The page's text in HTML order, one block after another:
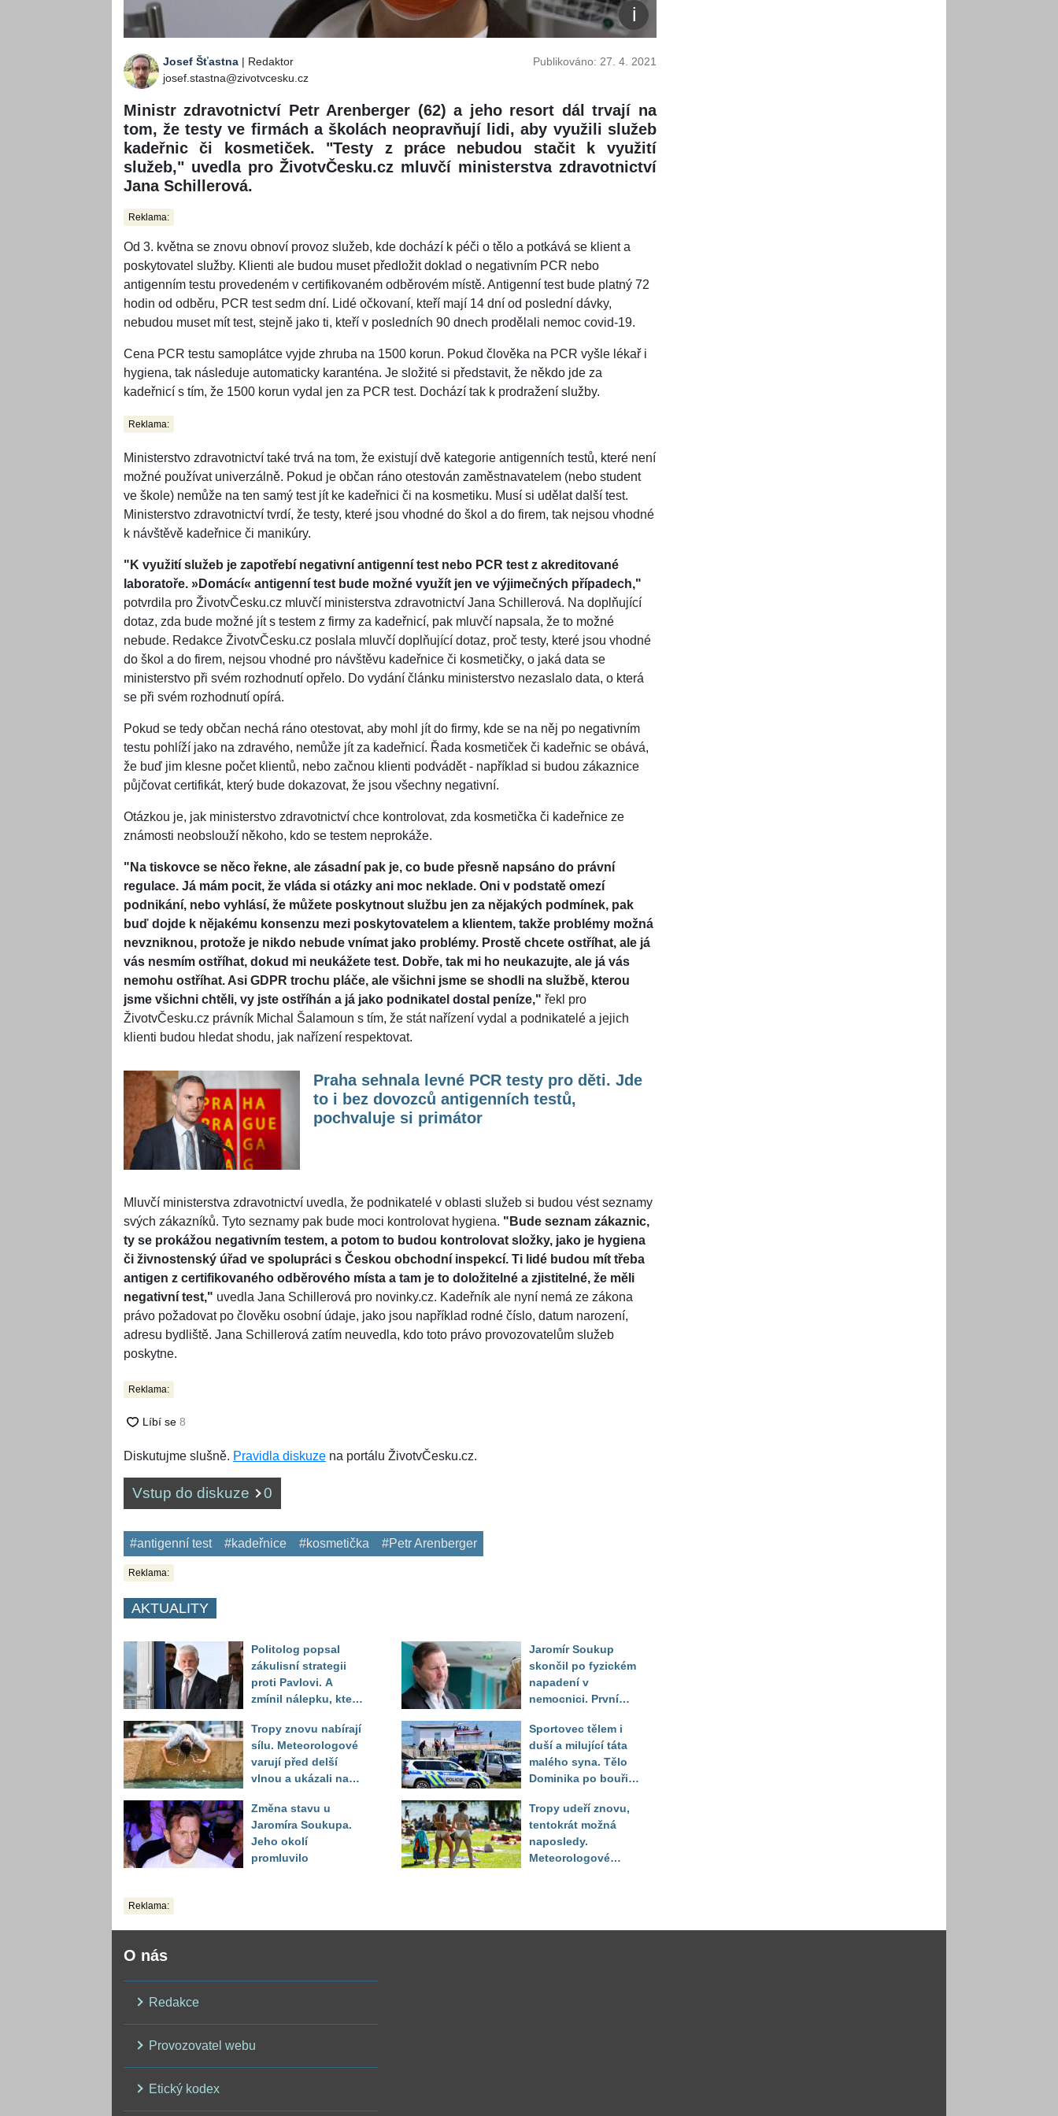
Josef Šťastna | Redaktor
josef.stastna@zivotvcesku.cz
Publikováno: 27. 4. 2021
Ministr zdravotnictví Petr Arenberger (62) a jeho resort dál trvají na
tom, že testy ve firmách a školách neopravňují lidi, aby využili služeb
kadeřnic či kosmetiček. "Testy z práce nebudou stačit k využití
služeb," uvedla pro ŽivotvČesku.cz mluvčí ministerstva zdravotnictví
Jana Schillerová.
Reklama:
Od 3. května se znovu obnoví provoz služeb, kde dochází k péči o tělo a potkává se klient a
poskytovatel služby. Klienti ale budou muset předložit doklad o negativním PCR nebo
antigenním testu provedeném v certifikovaném odběrovém místě. Antigenní test bude platný 72
hodin od odběru, PCR test sedm dní. Lidé očkovaní, kteří mají 14 dní od poslední dávky,
nebudou muset mít test, stejně jako ti, kteří v posledních 90 dnech prodělali nemoc covid-19.
Cena PCR testu samoplátce vyjde zhruba na 1500 korun. Pokud člověka na PCR vyšle lékař i
hygiena, tak následuje automaticky karanténa. Je složité si představit, že někdo jde za
kadeřnicí s tím, že 1500 korun vydal jen za PCR test. Dochází tak k prodražení služby.
Reklama:
Ministerstvo zdravotnictví také trvá na tom, že existují dvě kategorie antigenních testů, které není
možné používat univerzálně. Pokud je občan ráno otestován zaměstnavatelem (nebo student
ve škole) nemůže na ten samý test jít ke kadeřnici či na kosmetiku. Musí si udělat další test.
Ministerstvo zdravotnictví tvrdí, že testy, které jsou vhodné do škol a do firem, tak nejsou vhodné
k návštěvě kadeřnice či manikúry.
"K využití služeb je zapotřebí negativní antigenní test nebo PCR test z akreditované
laboratoře. »Domácí« antigenní test bude možné využít jen ve výjimečných případech,"
potvrdila pro ŽivotvČesku.cz mluvčí ministerstva zdravotnictví Jana Schillerová. Na doplňující
dotaz, zda bude možné jít s testem z firmy za kadeřnicí, pak mluvčí napsala, že to možné
nebude. Redakce ŽivotvČesku.cz poslala mluvčí doplňující dotaz, proč testy, které jsou vhodné
do škol a do firem, nejsou vhodné pro návštěvu kadeřnice či kosmetičky, o jaká data se
ministerstvo při svém rozhodnutí opřelo. Do vydání článku ministerstvo nezaslalo data, o která
se při svém rozhodnutí opírá.
Pokud se tedy občan nechá ráno otestovat, aby mohl jít do firmy, kde se na něj po negativním
testu pohlíží jako na zdravého, nemůže jít za kadeřnicí. Řada kosmetiček či kadeřnic se obává,
že buď jim klesne počet klientů, nebo začnou klienti podvádět - například si budou zákaznice
půjčovat certifikát, který bude dokazovat, že jsou všechny negativní.
Otázkou je, jak ministerstvo zdravotnictví chce kontrolovat, zda kosmetička či kadeřnice ze
známosti neobslouží někoho, kdo se testem neprokáže.
"Na tiskovce se něco řekne, ale zásadní pak je, co bude přesně napsáno do právní
regulace. Já mám pocit, že vláda si otázky ani moc neklade. Oni v podstatě omezí
podnikání, nebo vyhlásí, že můžete poskytnout službu jen za nějakých podmínek, pak
buď dojde k nějakému konsenzu mezi poskytovatelem a klientem, takže problémy možná
nevzniknou, protože je nikdo nebude vnímat jako problémy. Prostě chcete ostříhat, ale já
vás nesmím ostříhat, dokud mi neukážete test. Dobře, tak mi ho neukazujte, ale já vás
nemohu ostříhat. Asi GDPR trochu pláče, ale všichni jsme se shodli na službě, kterou
jsme všichni chtěli, vy jste ostříhán a já jako podnikatel dostal peníze," řekl pro
ŽivotvČesku.cz právník Michal Šalamoun s tím, že stát nařízení vydal a podnikatelé a jejich
klienti budou hledat shodu, jak nařízení respektovat.
Praha sehnala levné PCR testy pro děti. Jde
to i bez dovozců antigenních testů,
pochvaluje si primátor
Mluvčí ministerstva zdravotnictví uvedla, že podnikatelé v oblasti služeb si budou vést seznamy
svých zákazníků. Tyto seznamy pak bude moci kontrolovat hygiena. "Bude seznam zákaznic,
ty se prokážou negativním testem, a potom to budou kontrolovat složky, jako je hygiena
či živnostenský úřad ve spolupráci s Českou obchodní inspekcí. Ti lidé budou mít třeba
antigen z certifikovaného odběrového místa a tam je to doložitelné a zjistitelné, že měli
negativní test," uvedla Jana Schillerová pro novinky.cz. Kadeřník ale nyní nemá ze zákona
právo požadovat po člověku osobní údaje, jako jsou například rodné číslo, datum narození,
adresu bydliště. Jana Schillerová zatím neuvedla, kdo toto právo provozovatelům služeb
poskytne.
Reklama:
Diskutujme slušně. Pravidla diskuze na portálu ŽivotvČesku.cz.
Vstup do diskuze 0
#antigenní test #kadeřnice #kosmetička #Petr Arenberger
Reklama:
AKTUALITY
Politolog popsal
zákulisní strategii
proti Pavlovi. A
zmínil nálepku, která
volbou uškodit
Tropy znovu nabírají
sílu. Meteorologové
varují před delší
vlnou a ukázali na
bude nejhorší
Změna stavu u
Jaromíra Soukupa.
Jeho okolí
promluvilo
Jaromír Soukup
skončil po fyzickém
napadení v
nemocnici. První
Sportovec tělem i
duší a milující táta
malého syna. Tělo
Dominika po bouři
až druhý den
Tropy udeří znovu,
tentokrát možná
naposledy.
Meteorologové
Reklama:
O nás
Redakce
Provozovatel webu
Etický kodex